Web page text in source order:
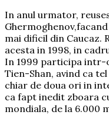
In anul urmator,
mai dificil din Caucaz.
acesta in 1998, in
In 1999 participa intr-
Tien-Shan, avind ca
chiar de doua ori in
ca fapt inedit zboara
mondiala, de la 6.000